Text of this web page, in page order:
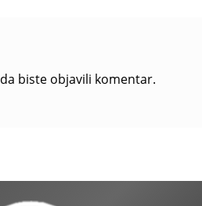
da biste objavili komentar.